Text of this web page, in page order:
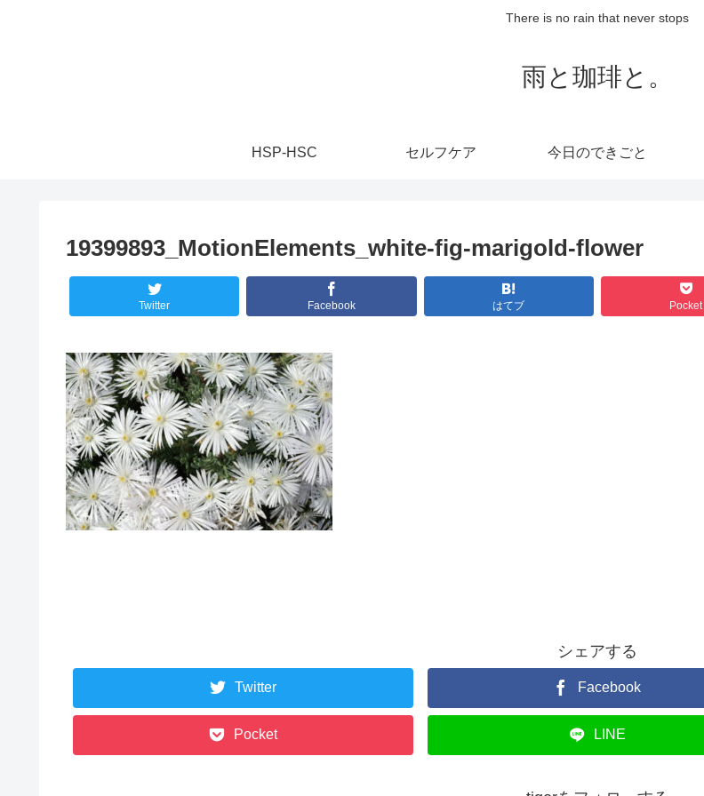
There is no rain that never stops
雨と珈琲と。
HSP-HSC セルフケア 今日のできごと
19399893_MotionElements_white-fig-marigold-flower
Twitter Facebook はてブ Pocket
シェアする
Twitter Facebook
Pocket LINE